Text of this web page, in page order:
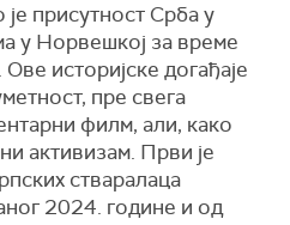
присутност Срба у
у Норвешкој за време
историјске догађаје
пре свега
филм, али, како
активизам. Први је
стваралаца
2024. године и од